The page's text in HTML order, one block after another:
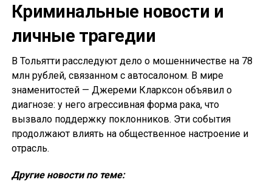
Криминальные новости и
личные трагедии
В Тольятти расследуют дело о мошенничестве на 78
млн рублей, связанном с автосалоном. В мире
знаменитостей — Джереми Кларксон объявил о
диагнозе: у него агрессивная форма рака, что
вызвало поддержку поклонников. Эти события
продолжают влиять на общественное настроение и
отрасль.
Другие новости по теме: